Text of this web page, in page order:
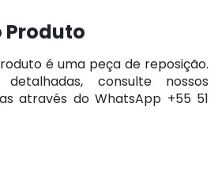
Produto
é uma peça de reposição.
consulte nossos
através do WhatsApp +55 51